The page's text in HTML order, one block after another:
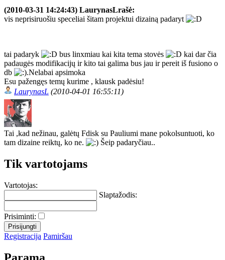
(2010-03-31 14:24:43) LaurynasLrašė:
vis neprisiruošiu speceliai šitam projektui dizainą padaryt
tai padaryk bus linxmiau kai kita tema stovės
kai dar čia
padaugės modifikacijų ir kito tai galima bus jau ir pereit iš fusiono o
db
.Nelabai apsimoka
Esu pažengęs temų kurime , klausk padėsiu!
LaurynasL (2010-04-01 16:55:11)
Tai ,kad nežinau, galėtų Fdisk su Pauliumi mane pokolsuntuoti, ko
tam dizaine reiktų, ko ne.
Šeip padaryčiau..
Tik vartotojams
Vartotojas:
Slaptažodis:
Prisiminti:
Registracija Pamiršau
Parama